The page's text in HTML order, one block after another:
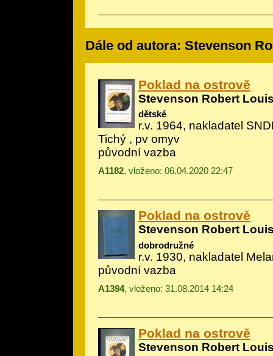
Dále od autora: Stevenson
Poklad na ostrově
Stevenson Robert
dětské
r.v. 1964, nakladatel
Tichý , pv omyv
původní vazba
A1182, vloženo: 06.04.2020 22:47
Poklad na ostrově
Stevenson Robert
dobrodružné
r.v. 1930, nakladatel
původní vazba
A1394, vloženo: 31.08.2014 14:24
Poklad na ostrově
Stevenson Robert